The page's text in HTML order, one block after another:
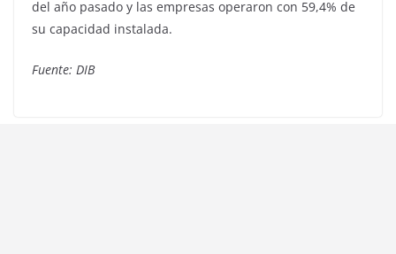
del año pasado y las empresas operaron con 59,4% de
su capacidad instalada.
Fuente: DIB